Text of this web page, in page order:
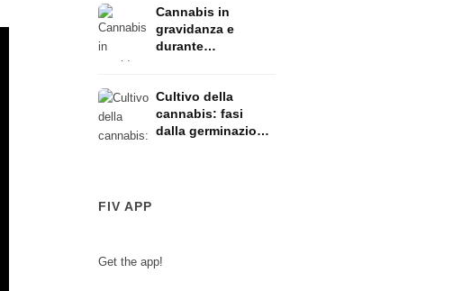
Cannabis in
gravidanza e
durante
Cultivo della
cannabis: fasi
dalla germinazione
FIV APP
Get the app!